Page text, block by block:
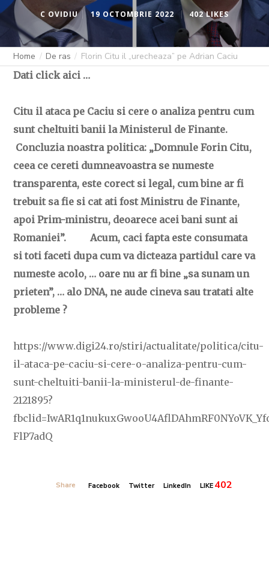
C OVIDIU 19 OCTOMBRIE 2022 402 LIKES
Home De ras Florin Citu il „urecheaza” pe Adrian Caciu
Dati click aici …
Citu il ataca pe Caciu si cere o analiza pentru cum
sunt cheltuiti banii la Ministerul de Finante.
Concluzia noastra politica: „Domnule Forin Citu,
ceea ce cereti dumneavoastra se numeste
transparenta, este corect si legal, cum bine ar fi
trebuit sa fie si cat ati fost Ministru de Finante,
apoi Prim-ministru, deoarece acei bani sunt ai
Romaniei”. Acum, caci fapta este consumata
si toti faceti dupa cum va dicteaza partidul care va
numeste acolo, … oare nu ar fi bine „sa sunam un
prieten”, … alo DNA, ne aude cineva sau tratati alte
probleme ?
https://www.digi24.ro/stiri/actualitate/politica/citu-
il-ataca-pe-caciu-si-cere-o-analiza-pentru-cum-
sunt-cheltuiti-banii-la-ministerul-de-finante-
2121895?
FlP7adQ
Share Facebook Twitter LinkedIn LIKE 402